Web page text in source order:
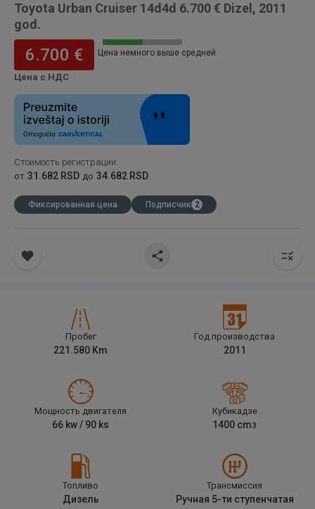
Toyota Urban Cruiser 14d4d 6.700 € Dizel, 2011
god.
6.700 €
Цена с НДС
Цена немного выше средней
Стоимость регистрации:
от 31.682 RSD до 34.682 RSD
Фиксированная цена Подписчик 2
Пробег
221.580 Km
Год производства
2011
Мощность двигателя
66 kw / 90 ks
Кубикадзе
1400 cm3
Топливо
Дизель
Трансмиссия
Ручная 5-ти ступенчатая